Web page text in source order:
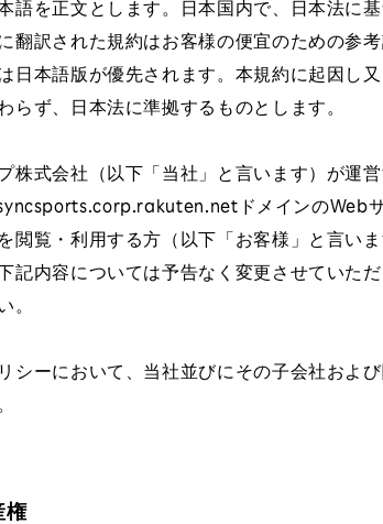
語を正文とします。日本国内で、日本法に
翻訳された規約はお客様の便宜のための参
日本語版が優先されます。本規約に起因し
らず、日本法に準拠するものとします。
株式会社（以下「当社」と言います）が運
ドメインのWeb
閲覧・利用する方（以下「お客様」と言い
記内容については予告なく変更させていた
。
シーにおいて、当社並びにその子会社およ
権